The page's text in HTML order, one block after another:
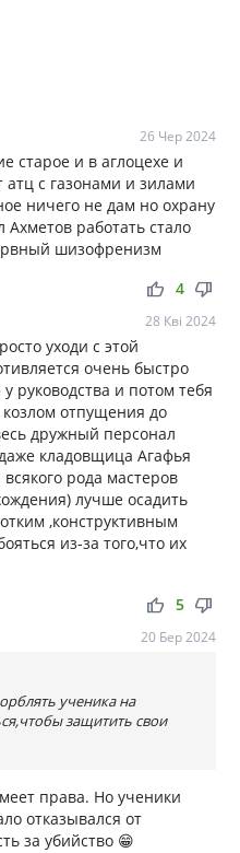
26 Чер 2024
старое и в аглоцехе и
с газонами и зилами
ничего не дам но охрану
работать стало
шизофренизм
thumb_up thumb_down
4
28 Кві 2024
уходи с этой
очень быстро
руководства и потом тебя
отпущения до
дружный персонал
кладовщица Агафья
рода мастеров
лучше осадить
,конструктивным
из-за того,что их
thumb_up thumb_down
5
20 Бер 2024
ученика на
защитить свои
права. Но ученики
отказывался от
за убийство 😁